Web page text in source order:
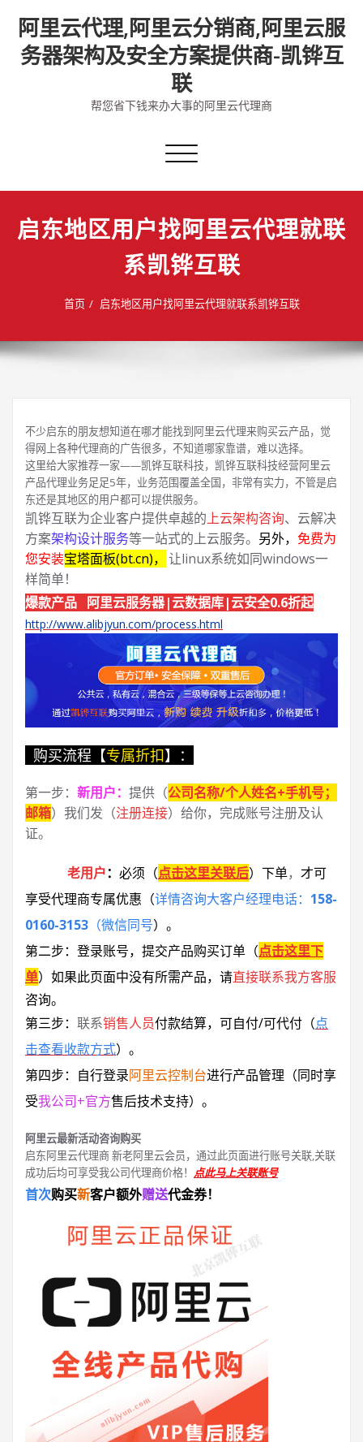
content
阿里云代理,阿里云分销商,阿里云服
务器架构及安全方案提供商-凯铧互
联
帮您省下钱来办大事的阿里云代理商
切
导
启东地区用户找阿里云代理就联
系凯铧互联
首页 启东地区用户找阿里云代理就联系凯铧互联
不少启东的朋友想知道在哪才能找到阿里云代理来购买云产品，觉
得网上各种代理商的广告很多，不知道哪家靠谱，难以选择。
这里给大家推荐一家——凯铧互联科技，凯铧互联科技经营阿里云
产品代理业务足足5年，业务范围覆盖全国，非常有实力，不管是启
东还是其地区的用户都可以提供服务。
凯铧互联为企业客户提供卓越的上云架构咨询、云解决
方案架构设计服务等一站式的上云服务。 另外， 免费为
您安装宝塔面板(bt.cn)， 让linux系统如同windows一
样简单！
爆款产品 阿里云服务器|云数据库|云安全0.6折起
http://www.alibjyun.com/process.html
购买流程【专属折扣】：
第一步： 新用户： 提供（公司名称/个人姓名+手机号；
邮箱）我们发（注册连接）给你，完成账号注册及认
证。
老用户： 必须 （点击这里关联后） 下单， 才可
享受代理商专属优惠 （详情咨询大客户经理电话： 158-
0160-3153 （微信同号） 。
第二步：登录账号，提交产品购买订单（点击这里下
单） 如果此页面中没有所需产品，请直接联系我方客服
咨询。
第三步： 联系销售人员付款结算，可自付/可代付（点
击查看收款方式）。
第四步：自行登录阿里云控制台进行产品管理（同时享
受我公司+官方售后技术支持）。
阿里云最新活动咨询购买
启东阿里云代理商 新老阿里云会员，通过此页面进行账号关联,关联
成功后均可享受我公司代理商价格！ 点此马上关联账号
首次购买新客户额外赠送代金券！